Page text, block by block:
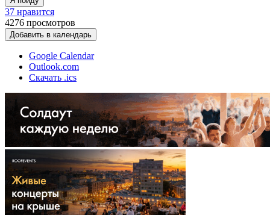
37 нравится
4276 просмотров
Добавить в календарь
Google Calendar
Outlook.com
Скачать .ics